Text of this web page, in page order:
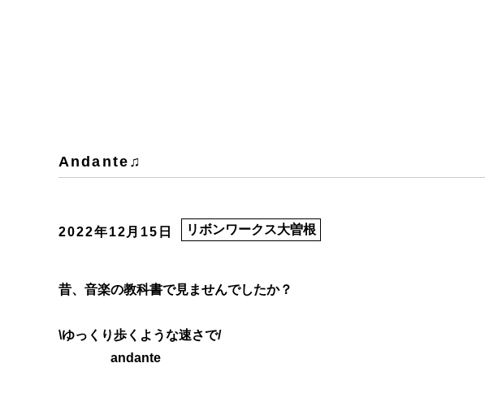
Andante♫
2022年12月15日 リボンワークス大曽根
昔、音楽の教科書で見ませんでしたか？
\ゆっくり歩くような速さで/
andante